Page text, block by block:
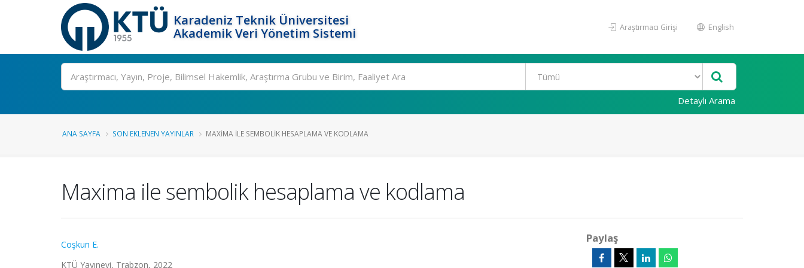
Karadeniz Teknik Üniversitesi
Akademik Veri Yönetim Sistemi
Araştırmacı Girişi English
Ara
Detaylı Arama
ANA SAYFA SON EKLENEN YAYINLAR MAXIMA ILE SEMBOLIK HESAPLAMA VE KODLAMA
Maxima ile sembolik hesaplama ve kodlama
Coşkun E.
KTÜ Yayınevi, Trabzon, 2022
Paylaş